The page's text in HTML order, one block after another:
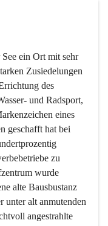
ein Ort mit sehr
Zusiedelungen
des
und Radsport,
eines
geschafft hat bei
zu
wurde
alte Bausbustanz
unter alt anmutenden
angestrahlte